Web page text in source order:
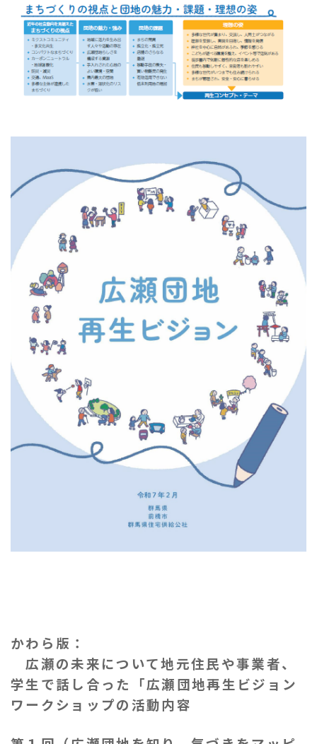
かわら版：
広瀬の未来について地元住民や事業者、
学生で話し合った「広瀬団地再生ビジョン
ワークショップの活動内容